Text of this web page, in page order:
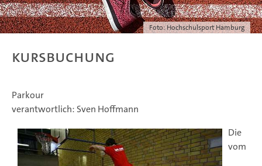
Foto: Hochschulsport Hamburg
Kursbuchung
Parkour
verantwortlich: Sven Hoffmann
Die
vom